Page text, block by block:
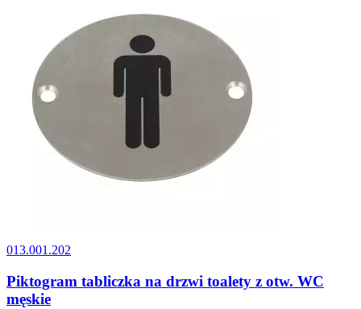
013.001.202
Piktogram tabliczka na drzwi toalety z otw. WC
męskie